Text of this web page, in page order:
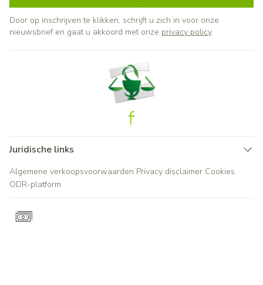
Door op inschrijven te klikken, schrijft u zich in voor onze
nieuwsbrief en gaat u akkoord met onze privacy policy.
Juridische links
Algemene verkoopsvoorwaarden Privacy disclaimer Cookies
ODR-platform